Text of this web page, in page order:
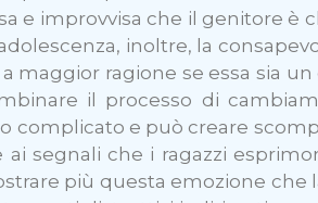
e improvvisa che il genitore
inoltre, la
maggior ragione se essa sia
il processo di
complicato e può creare
segnali che i ragazzi
più questa emozione